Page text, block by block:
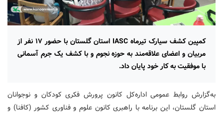
کمپین کشف سیارک تیرماه IASC استان گلستان با حضور ۱۷ نفر از
مربیان و اعضای علاقه‌مند به حوزه نجوم و با کشف یک جرم آسمانی
با موفقیت به کار خود پایان داد.
به‌گزارش روابط عمومی اداره‌کل کانون پرورش فکری کودکان و نوجوانان
استان گلستان، این برنامه با راهبری کانون علوم و فناوری کشور (کافنا) و